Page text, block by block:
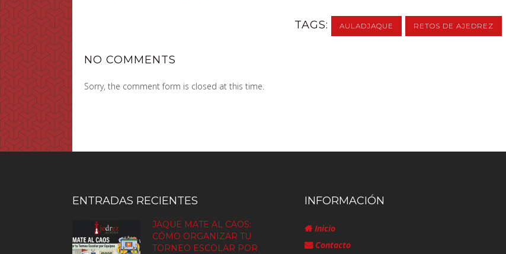
TAGS: AULADJAQUE RETOS DE AJEDREZ
NO COMMENTS
Sorry, the comment form is closed at this time.
ENTRADAS RECIENTES
JAQUE MATE AL CAOS:
CÓMO ORGANIZAR TU
TORNEO ESCOLAR POR
INFORMACIÓN
Inicio
Contacto